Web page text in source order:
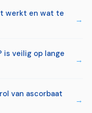
werkt en wat te
is veilig op lange
van ascorbaat